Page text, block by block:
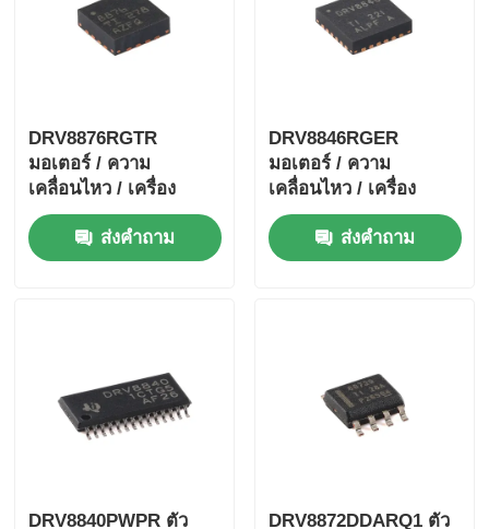
DRV8876RGTR
มอเตอร์ / ความ
เคลื่อนไหว / เครื่อง
ควบคุมการจุดไฟและคน
ขับ 40-V 3.5-A H-
bridge มอเตอร์ไดรเวอร์
ส่งคำถาม
DRV8846RGER
มอเตอร์ / ความ
เคลื่อนไหว / เครื่อง
ควบคุมการจุดไฟและคน
ขับ 1.4A Bipolar Stpr
Mo Tor Driver
ส่งคำถาม
DRV8840PWPR ตัว
DRV8872DDARQ1 ตัว